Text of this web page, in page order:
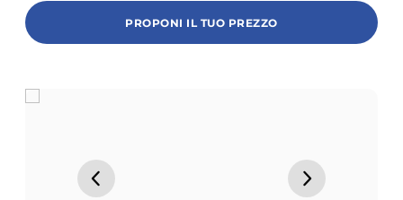
PROPONI IL TUO PREZZO